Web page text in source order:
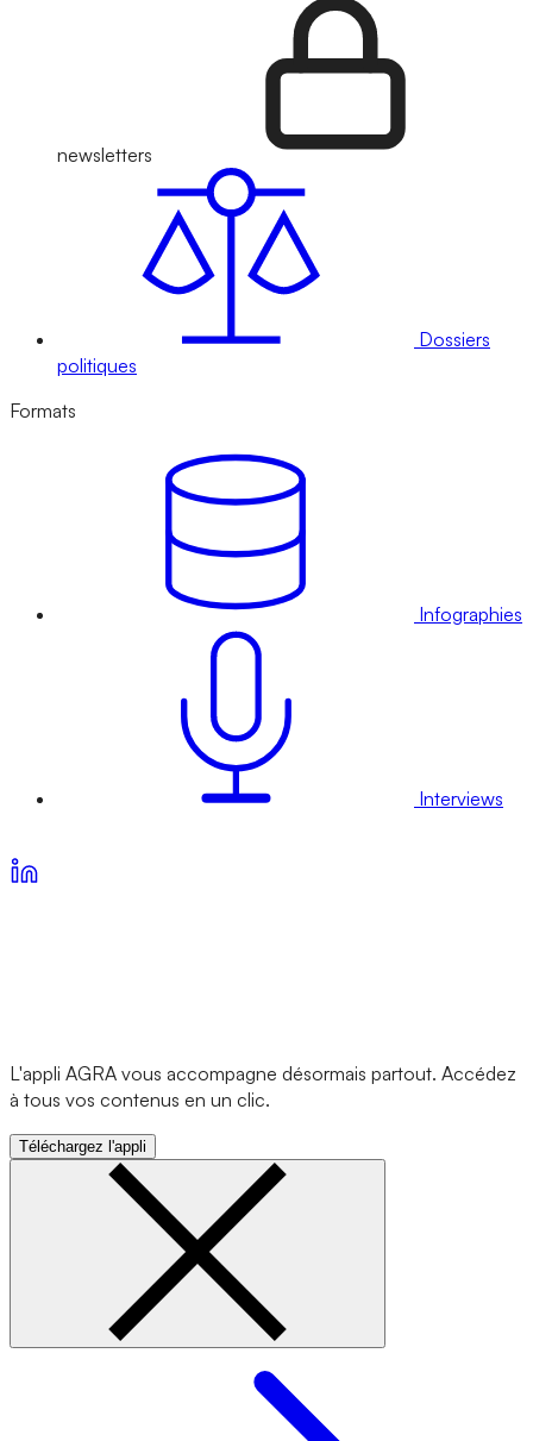
newsletters
Dossiers
politiques
Formats
Infographies
Interviews
L'appli AGRA vous accompagne désormais partout. Accédez
à tous vos contenus en un clic.
Téléchargez l'appli